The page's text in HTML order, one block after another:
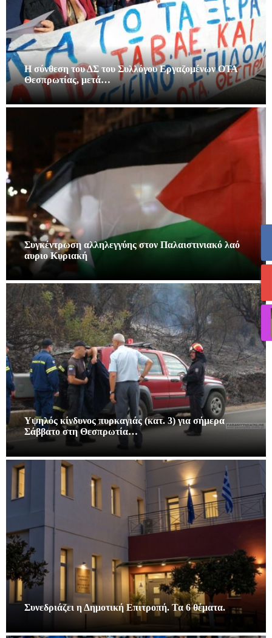
Η σύνθεση του ΔΣ του Συλλόγου Εργαζομένων ΟΤΑ
Θεσπρωτίας, μετά…
Συγκέντρωση αλληλεγγύης στον Παλαιστινιακό λαό
αυριο Κυριακή
Υψηλός κίνδυνος πυρκαγιάς (κατ. 3) για σήμερα
Σάββατο στη Θεσπρωτία…
Συνεδριάζει η Δημοτική Επιτροπή. Τα 6 θέματα.